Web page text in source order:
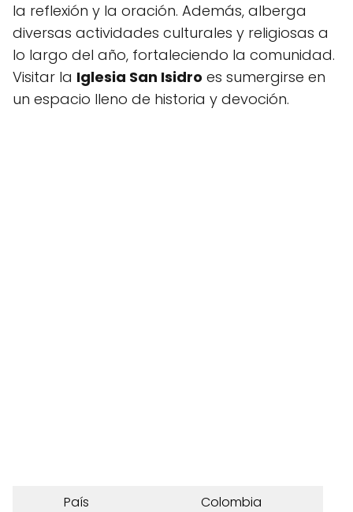
la reflexión y la oración. Además, alberga
diversas actividades culturales y religiosas a
lo largo del año, fortaleciendo la comunidad.
Visitar la Iglesia San Isidro es sumergirse en
un espacio lleno de historia y devoción.
País
Colombia